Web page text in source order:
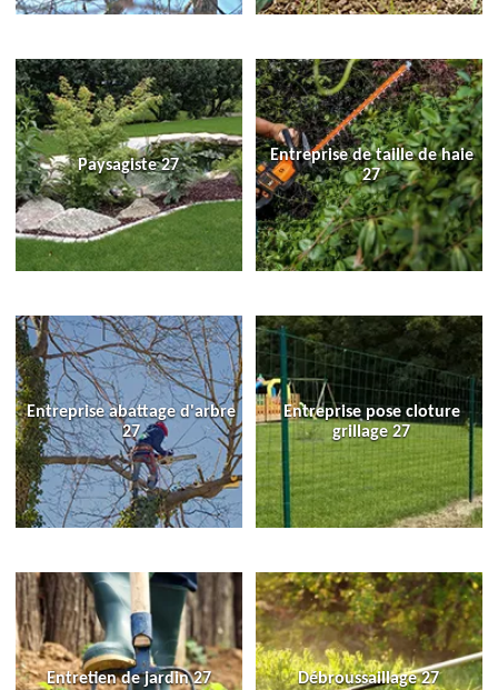
Paysagiste 27
Entreprise de taille de haie
27
Entreprise abattage d'arbre
27
Entreprise pose cloture
grillage 27
Entretien de jardin 27 Débroussaillage 27